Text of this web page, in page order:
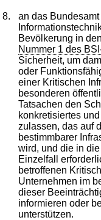
8.
an das
Bevölkerung in
Nummer 1 des
Sicherheit, um
oder
einer Kritischen
besonderen
Tatsachen den
konkretisiertes
zulassen, das auf
bestimmbarer
wird, und die in
Einzelfall
betroffenen
Unternehmen im
dieser
informieren oder
unterstützen.